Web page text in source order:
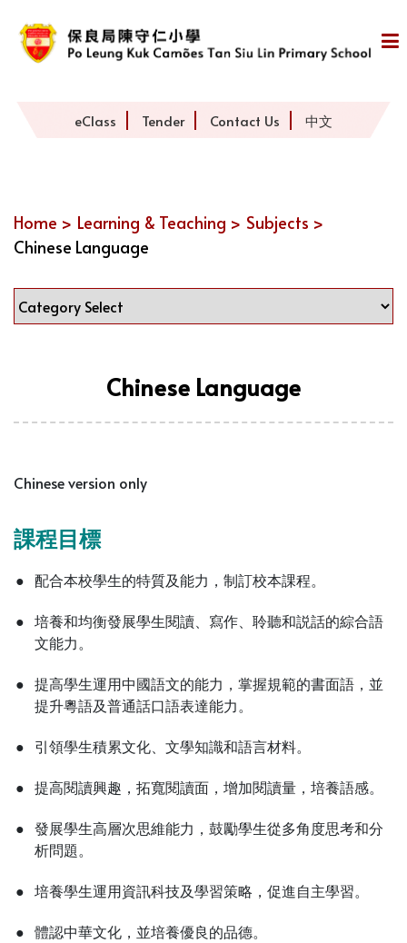
eClass Tender Contact Us 中文
Home > Learning & Teaching > Subjects >
Chinese Language
Chinese Language
Chinese version only
課程目標
● 配合本校學生的特質及能力，制訂校本課程。
● 培養和均衡發展學生閱讀、寫作、聆聽和説話的綜合語
文能力。
● 提高學生運用中國語文的能力，掌握規範的書面語，並
提升粵語及普通話口語表達能力。
● 引領學生積累文化、文學知識和語言材料。
● 提高閱讀興趣，拓寬閱讀面，增加閱讀量，培養語感。
● 發展學生高層次思維能力，鼓勵學生從多角度思考和分
析問題。
● 培養學生運用資訊科技及學習策略，促進自主學習。
● 體認中華文化，並培養優良的品德。